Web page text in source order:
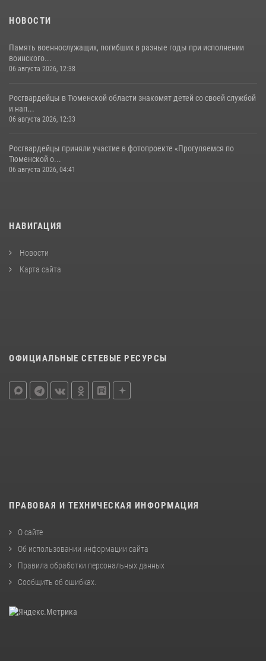
НОВОСТИ
Память военнослужащих, погибших в разные годы при исполнении
воинского...
06 августа 2026, 12:38
Росгвардейцы в Тюменской области знакомят детей со своей службой
и нап...
06 августа 2026, 12:33
Росгвардейцы приняли участие в фотопроекте «Прогуляемся по
Тюменской о...
06 августа 2026, 04:41
НАВИГАЦИЯ
Новости
Карта сайта
ОФИЦИАЛЬНЫЕ СЕТЕВЫЕ РЕСУРСЫ
ПРАВОВАЯ И ТЕХНИЧЕСКАЯ ИНФОРМАЦИЯ
О сайте
Об использовании информации сайта
Правила обработки персональных данных
Сообщить об ошибках.